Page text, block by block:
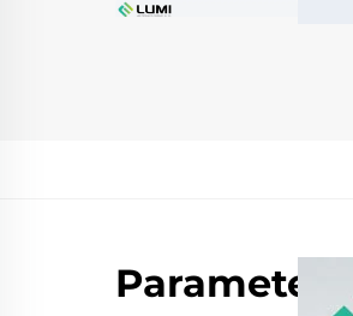
Parameters